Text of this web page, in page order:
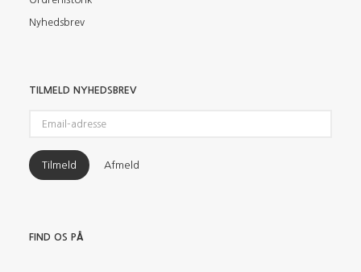
Nyhedsbrev
TILMELD NYHEDSBREV
adresse
Tilmeld Afmeld
FIND OS PÅ